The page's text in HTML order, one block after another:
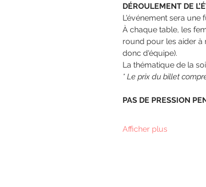
DÉROULEMENT DE
L'événement sera une
À chaque table, les
round pour les aider à
donc d'équipe).
La thématique de la
* Le prix du billet
PAS DE PRESSION
Afficher plus